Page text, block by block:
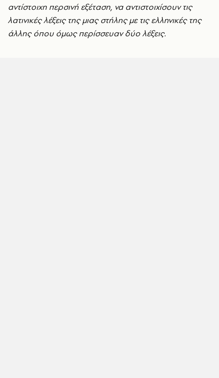
αντίστοιχη περσινή εξέταση, να αντιστοιχίσουν τις
λατινικές λέξεις της μιας στήλης με τις ελληνικές της
άλλης όπου όμως περίσσευαν δύο λέξεις.